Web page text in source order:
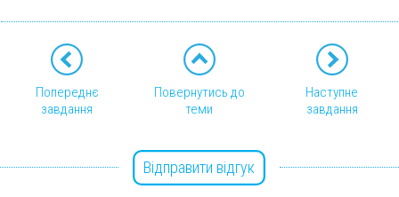
Попереднє
завдання
Повернутись до
теми
Наступне
завдання
Відправити відгук